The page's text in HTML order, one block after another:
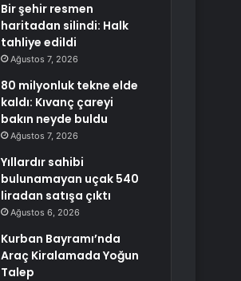
Bir şehir resmen
haritadan silindi: Halk
tahliye edildi
Ağustos 7, 2026
80 milyonluk tekne elde
kaldı: Kıvanç çareyi
bakın neyde buldu
Ağustos 7, 2026
Yıllardır sahibi
bulunamayan uçak 540
liradan satışa çıktı
Ağustos 6, 2026
Kurban Bayramı’nda
Araç Kiralamada Yoğun
Talep